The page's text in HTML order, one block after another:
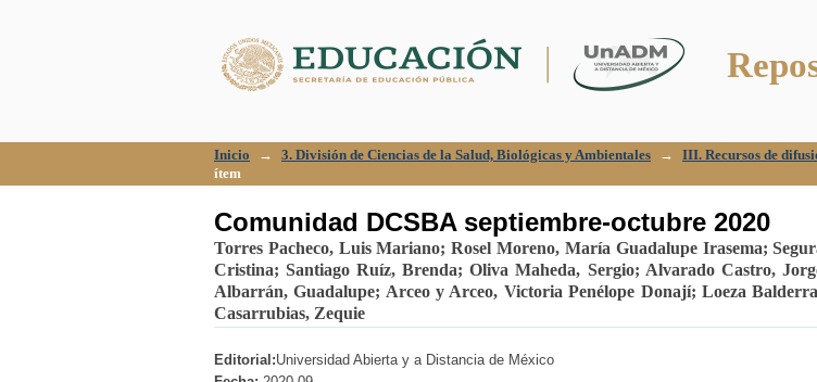
Inicio → 3. División de Ciencias de la Salud, Biológicas y Ambientales → III. Recursos de
ítem
Comunidad DCSBA septiembre-octubre 2020
Torres Pacheco, Luis Mariano;Rosel Moreno, María Guadalupe Irasema;
Cristina;Santiago Ruíz, Brenda;Oliva Maheda, Sergio; Alvarado Castro,
Albarrán, Guadalupe; Arceo y Arceo, Victoria Penélope Donají; Loeza
Casarrubias, Zequie
Editorial:Universidad Abierta y a Distancia de México